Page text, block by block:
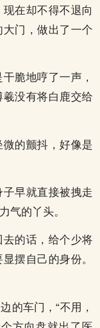
在却不得不退向
门，做出了一个
脆地哼了一声，
没有将白鹿交给
的颤抖，好像是
早就直接被拽走
气的丫头。
的话，给个少将
摆自己的身份。
的车门，“不用，